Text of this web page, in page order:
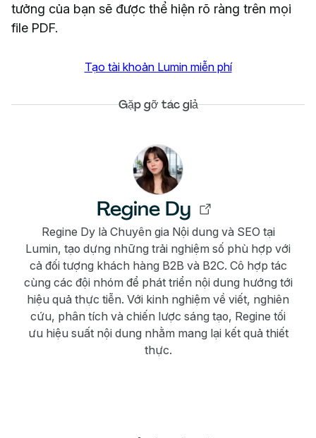
tưởng của bạn sẽ được thể hiện rõ ràng trên mọi
file PDF.
Tạo tài khoản Lumin miễn phí
Gặp gỡ tác giả
Regine Dy
Regine Dy là Chuyên gia Nội dung và SEO tại
Lumin, tạo dựng những trải nghiệm số phù hợp với
cả đối tượng khách hàng B2B và B2C. Cô hợp tác
cùng các đội nhóm để phát triển nội dung hướng tới
hiệu quả thực tiễn. Với kinh nghiệm về viết, nghiên
cứu, phân tích và chiến lược sáng tạo, Regine tối
ưu hiệu suất nội dung nhằm mang lại kết quả thiết
thực.